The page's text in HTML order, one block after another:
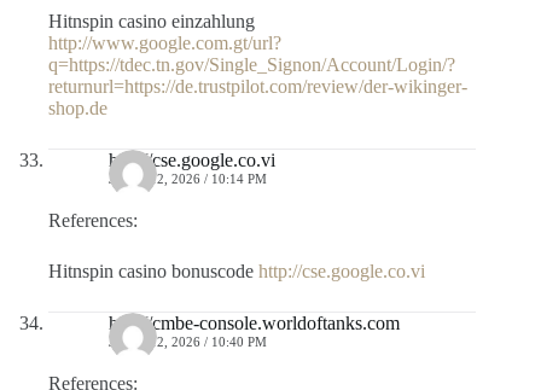
Hitnspin casino einzahlung
http://www.google.com.gt/url?
q=https://tdec.tn.gov/Single_Signon/Account/Login/?
returnurl=https://de.trustpilot.com/review/der-wikinger-
shop.de
http://cse.google.co.vi
JULIO 12, 2026 / 10:14 PM
References:
Hitnspin casino bonuscode http://cse.google.co.vi
http://cmbe-console.worldoftanks.com
JULIO 12, 2026 / 10:40 PM
References: